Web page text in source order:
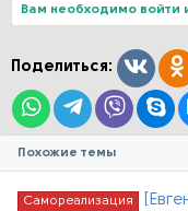
ц
и
:
Вам необходимо войти
Поделиться:
WhatsAppTelegram
Viber
Похожие темы
Самореализация